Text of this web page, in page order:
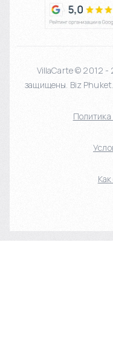
VillaCarte © 2012 -
защищены. Biz